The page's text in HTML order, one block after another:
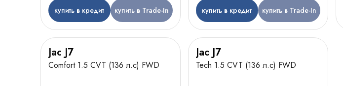
купить в кредит купить в Trade-In купить в кредит купить в Trade-In
Jac J7
Comfort 1.5 CVT (136 л.с) FWD
Jac J7
Tech 1.5 CVT (136 л.с) FWD